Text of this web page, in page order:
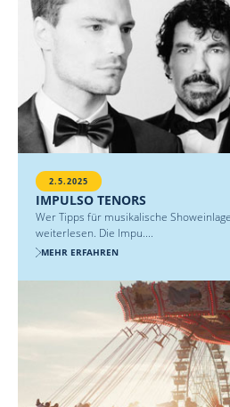
2.5.2025
IMPULSO TENORS
Wer Tipps für musikalische
weiterlesen. Die Impu....
MEHR ERFAHREN